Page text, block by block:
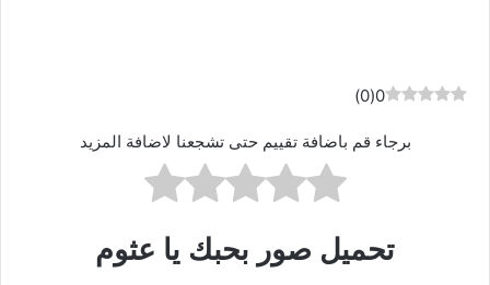
0
(
0
)
برجاء قم باضافة تقييم حتى تشجعنا لاضافة المزيد
تحميل صور بحبك يا عثوم